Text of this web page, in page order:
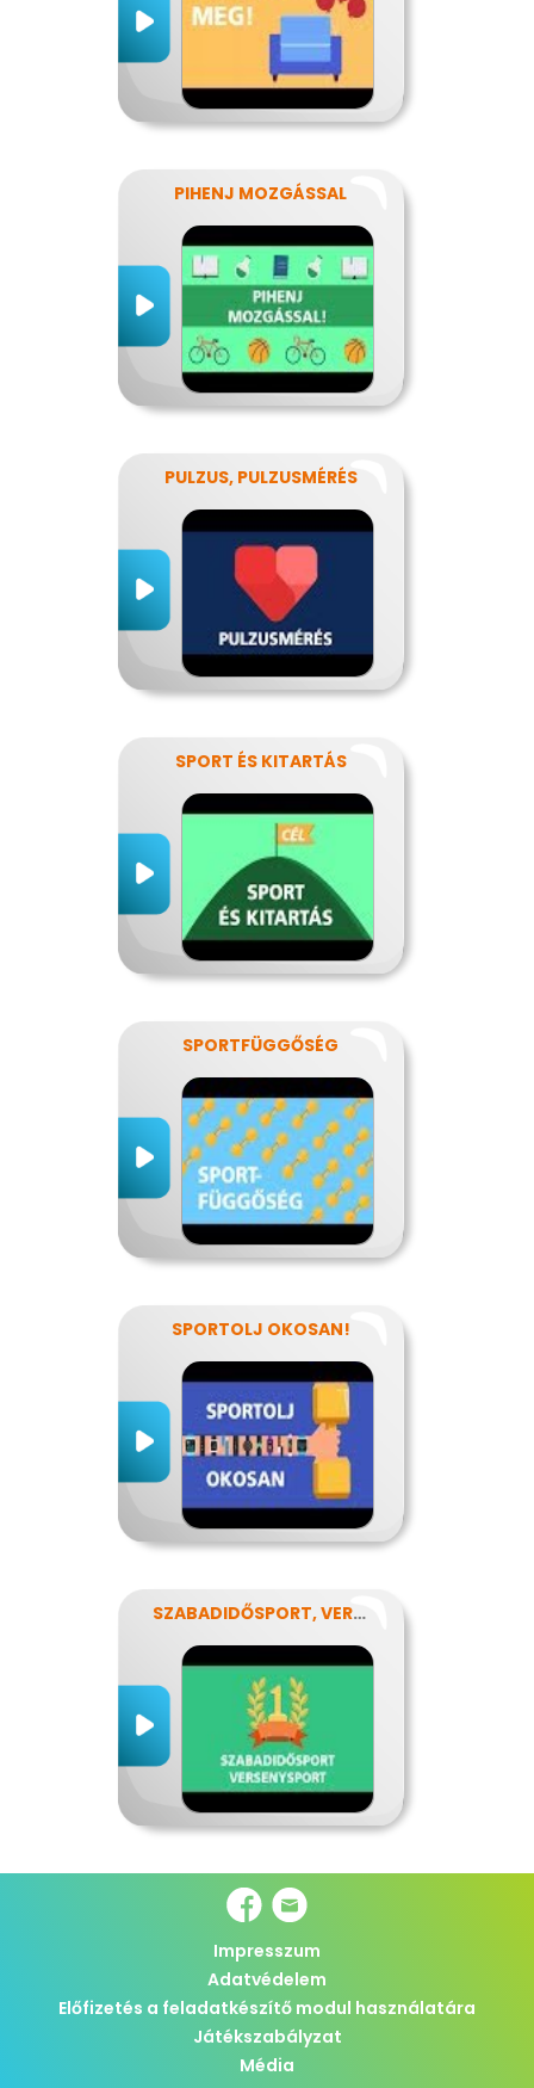
PIHENJ MOZGÁSSAL
PULZUS, PULZUSMÉRÉS
SPORT ÉS KITARTÁS
SPORTFÜGGŐSÉG
SPORTOLJ OKOSAN!
SZABADIDŐSPORT, VERSENYSPORT
Impresszum
Adatvédelem
Előfizetés a feladatkészítő modul használatára
Játékszabályzat
Média